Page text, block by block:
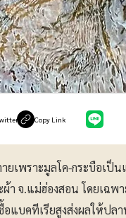
Copy Link
ยเพราะมูลโค-กระบือเ
า จ.แม่ฮ่องสอน โดยเฉ
แบคทีเรียสูงส่งผลให้ปล